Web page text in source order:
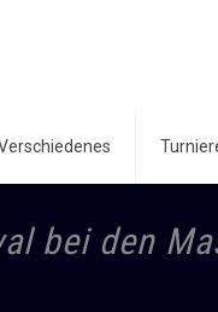
bei den